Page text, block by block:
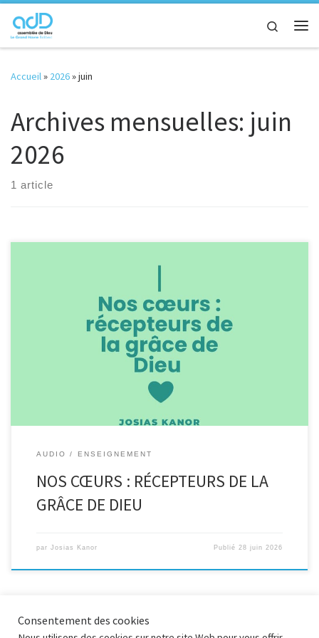
Passer au contenu
Search
Accueil» 2026»juin
Archives mensuelles: juin
2026
1 article
Proverbes 4:23; Actes 16:13 -15 ; Matthieu 13:44-46 Des questions
sur la Bible ? n’hésitez pas à nous écrire. Suivez nous sur :
AUDIO ENSEIGNEMENT
NOS CŒURS : RÉCEPTEURS DE LA
GRÂCE DE DIEU
par Josias Kanor Publié 28 juin 2026
Consentement des cookies